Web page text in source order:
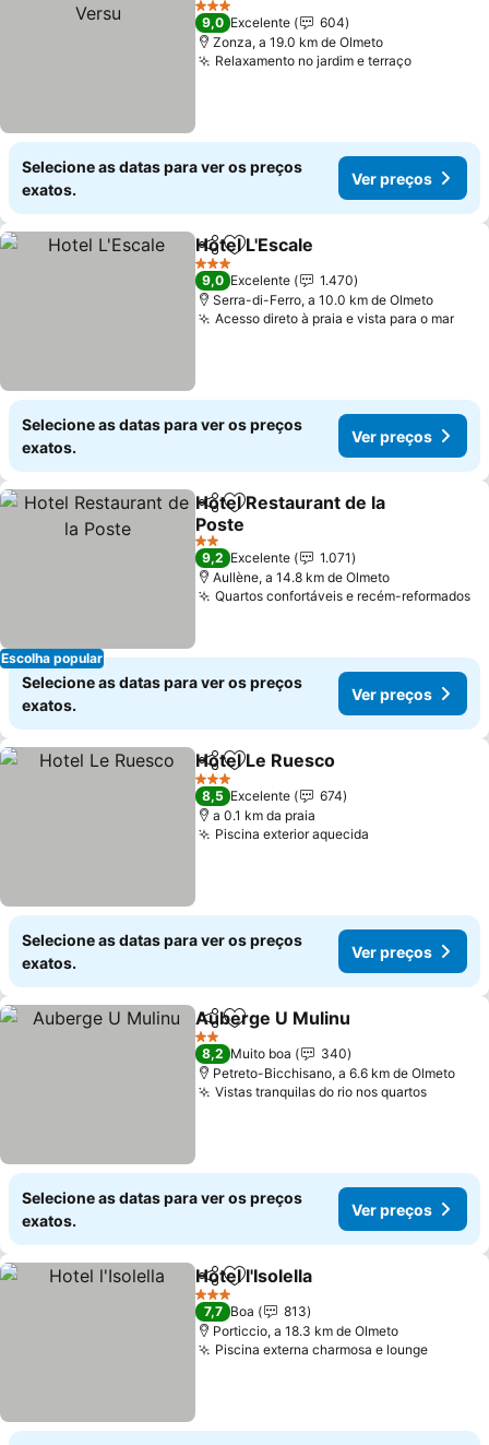
3 Estrelas
9,0 Excelente
604
Zonza, a 19.0 km de Olmeto
Relaxamento no jardim e terraço
Selecione as datas para ver os preços
exatos.
Ver preços
PartilharAdicionar aos favoritos
Hotel L'Escale
3 Estrelas
9,0 Excelente
1.470
Serra-di-Ferro, a 10.0 km de Olmeto
Acesso direto à praia e vista para o mar
Selecione as datas para ver os preços
exatos.
Ver preços
Escolha popular
PartilharAdicionar aos favoritos
Hotel Restaurant de la
Poste
2 Estrelas
9,2 Excelente
1.071
Aullène, a 14.8 km de Olmeto
Quartos confortáveis e recém-reformados
Selecione as datas para ver os preços
exatos.
Ver preços
PartilharAdicionar aos favoritos
Hotel Le Ruesco
3 Estrelas
8,5 Excelente
674
a 0.1 km da praia
Piscina exterior aquecida
Selecione as datas para ver os preços
exatos.
Ver preços
PartilharAdicionar aos favoritos
Auberge U Mulinu
2 Estrelas
8,2 Muito boa
340
Petreto-Bicchisano, a 6.6 km de Olmeto
Vistas tranquilas do rio nos quartos
Selecione as datas para ver os preços
exatos.
Ver preços
PartilharAdicionar aos favoritos
Hotel l'Isolella
3 Estrelas
7,7 Boa
813
Porticcio, a 18.3 km de Olmeto
Piscina externa charmosa e lounge